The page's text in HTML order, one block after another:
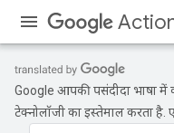
Google आपकी पसंदीदा भाषा
टेक्नोलॉजी का इस्तेमाल करता